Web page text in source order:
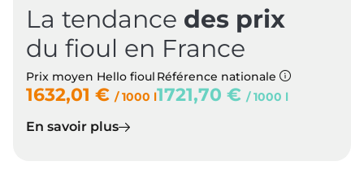
La tendance des prix
du fioul en France
Prix moyen Hello fioul
1632,01 € / 1000 l
Référence nationale
1721,70 € / 1000 l
En savoir plus